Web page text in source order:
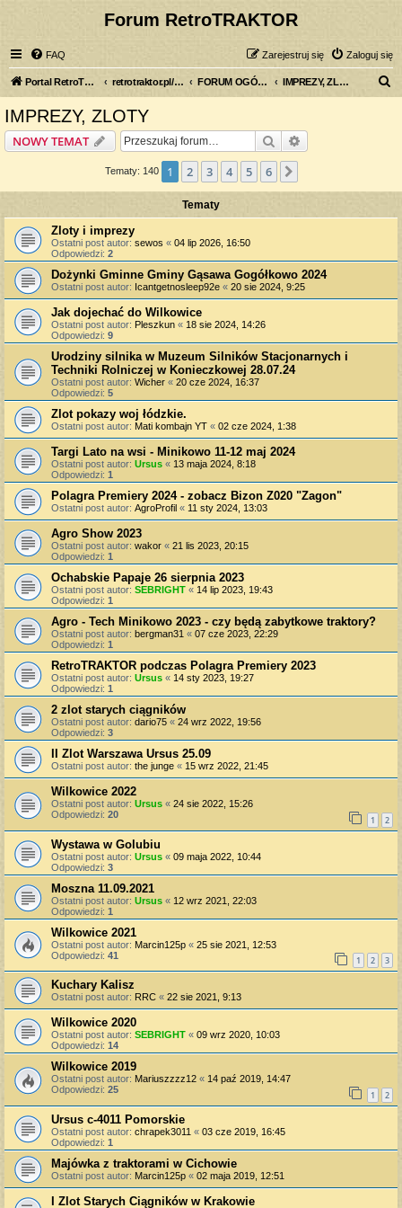
Forum RetroTRAKTOR
FAQ Zaloguj się
Zarejestruj się
Portal RetroTRAKTOR.pl retrotraktor.pl/forum FORUM OGÓLNE IMPREZY, ZLOTY
IMPREZY, ZLOTY
NOWY TEMAT Szukaj
Tematy: 140 1 2 3 4 5 6
Tematy
Zloty i imprezy
Ostatni post autor: sewos « 04 lip 2026, 16:50
Odpowiedzi: 2
Dożynki Gminne Gminy Gąsawa Gogółkowo 2024
Ostatni post autor: Icantgetnosleep92e « 20 sie 2024, 9:25
Jak dojechać do Wilkowice
Ostatni post autor: Pleszkun « 18 sie 2024, 14:26
Odpowiedzi: 9
Urodziny silnika w Muzeum Silników Stacjonarnych i
Techniki Rolniczej w Konieczkowej 28.07.24
Ostatni post autor: Wicher « 20 cze 2024, 16:37
Odpowiedzi: 5
Zlot pokazy woj łódzkie.
Ostatni post autor: Mati kombajn YT « 02 cze 2024, 1:38
Targi Lato na wsi - Minikowo 11-12 maj 2024
Ostatni post autor: Ursus « 13 maja 2024, 8:18
Odpowiedzi: 1
Polagra Premiery 2024 - zobacz Bizon Z020 "Zagon"
Ostatni post autor: AgroProfil « 11 sty 2024, 13:03
Agro Show 2023
Ostatni post autor: wakor « 21 lis 2023, 20:15
Odpowiedzi: 1
Ochabskie Papaje 26 sierpnia 2023
Ostatni post autor: SEBRIGHT « 14 lip 2023, 19:43
Odpowiedzi: 1
Agro - Tech Minikowo 2023 - czy będą zabytkowe traktory?
Ostatni post autor: bergman31 « 07 cze 2023, 22:29
Odpowiedzi: 1
RetroTRAKTOR podczas Polagra Premiery 2023
Ostatni post autor: Ursus « 14 sty 2023, 19:27
Odpowiedzi: 1
2 zlot starych ciągników
Ostatni post autor: dario75 « 24 wrz 2022, 19:56
Odpowiedzi: 3
II Zlot Warszawa Ursus 25.09
Ostatni post autor: the junge « 15 wrz 2022, 21:45
Wilkowice 2022
Ostatni post autor: Ursus « 24 sie 2022, 15:26
Odpowiedzi: 20 1 2
Wystawa w Golubiu
Ostatni post autor: Ursus « 09 maja 2022, 10:44
Odpowiedzi: 3
Moszna 11.09.2021
Ostatni post autor: Ursus « 12 wrz 2021, 22:03
Odpowiedzi: 1
Wilkowice 2021
Ostatni post autor: Marcin125p « 25 sie 2021, 12:53
Odpowiedzi: 41 1 2 3
Kuchary Kalisz
Ostatni post autor: RRC « 22 sie 2021, 9:13
Wilkowice 2020
Ostatni post autor: SEBRIGHT « 09 wrz 2020, 10:03
Odpowiedzi: 14
Wilkowice 2019
Ostatni post autor: Mariuszzzz12 « 14 paź 2019, 14:47
Odpowiedzi: 25 1 2
Ursus c-4011 Pomorskie
Ostatni post autor: chrapek3011 « 03 cze 2019, 16:45
Odpowiedzi: 1
Majówka z traktorami w Cichowie
Ostatni post autor: Marcin125p « 02 maja 2019, 12:51
I Zlot Starych Ciągników w Krakowie